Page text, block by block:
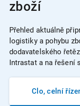
zboží
Přehled aktuálně
logistiky a pohybu
dodavatelského
Intrastat a na řešení
Clo, celní